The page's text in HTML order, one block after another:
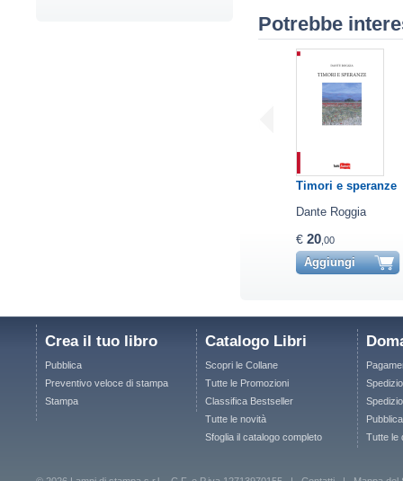
Potrebbe
Timori e speranze
Dante Roggia
€ 20,00
Aggiungi
Crea il tuo libro
Pubblica
Preventivo veloce di stampa
Stampa
Catalogo Libri
Scopri le Collane
Tutte le Promozioni
Classifica Bestseller
Tutte le novità
Sfoglia il catalogo completo
Tutte le